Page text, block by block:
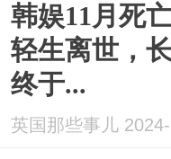
韩娱11月死
轻生离世，
终于...
英国那些事儿